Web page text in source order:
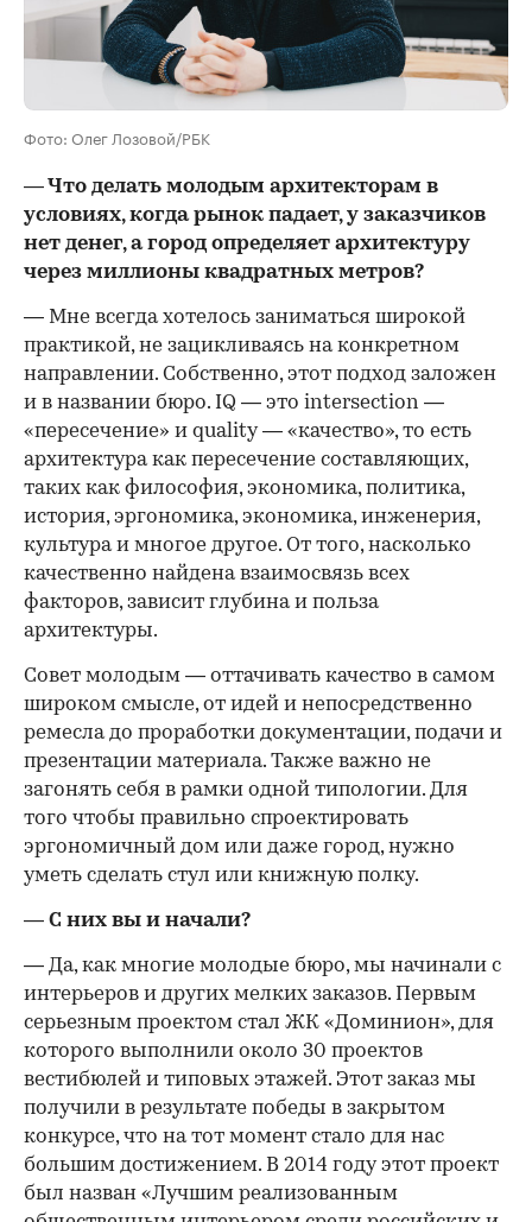
Фото: Олег Лозовой/РБК
— Что делать молодым архитекторам в
условиях, когда рынок падает, у заказчиков
нет денег, а город определяет архитектуру
через миллионы квадратных метров?
— Мне всегда хотелось заниматься широкой
практикой, не зацикливаясь на конкретном
направлении. Собственно, этот подход заложен
и в названии бюро. IQ — это intersection —
«пересечение» и quality — «качество», то есть
архитектура как пересечение составляющих,
таких как философия, экономика, политика,
история, эргономика, экономика, инженерия,
культура и многое другое. От того, насколько
качественно найдена взаимосвязь всех
факторов, зависит глубина и польза
архитектуры.
Совет молодым — оттачивать качество в самом
широком смысле, от идей и непосредственно
ремесла до проработки документации, подачи и
презентации материала. Также важно не
загонять себя в рамки одной типологии. Для
того чтобы правильно спроектировать
эргономичный дом или даже город, нужно
уметь сделать стул или книжную полку.
— С них вы и начали?
— Да, как многие молодые бюро, мы начинали с
интерьеров и других мелких заказов. Первым
серьезным проектом стал ЖК «Доминион», для
которого выполнили около 30 проектов
вестибюлей и типовых этажей. Этот заказ мы
получили в результате победы в закрытом
конкурсе, что на тот момент стало для нас
большим достижением. В 2014 году этот проект
был назван «Лучшим реализованным